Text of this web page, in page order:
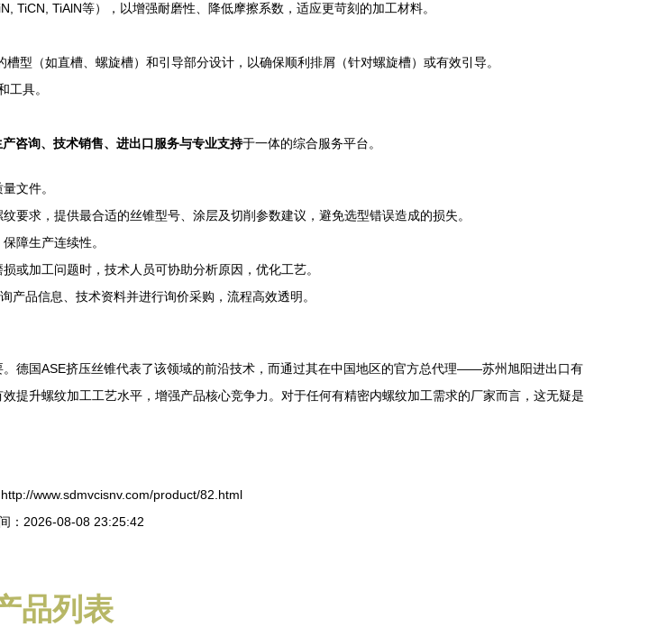
TiCN, TiAlN等），以增强耐磨性、降低摩擦系数，适应更苛刻的加工材料。
型（如直槽、螺旋槽）和引导部分设计，以确保顺利排屑（针对螺旋槽）或有效引导。
工具。
产咨询、技术销售、进出口服务与专业支持于一体的综合服务平台。
文件。
要求，提供最合适的丝锥型号、涂层及切削参数建议，避免选型错误造成的损失。
障生产连续性。
或加工问题时，技术人员可协助分析原因，优化工艺。
产品信息、技术资料并进行询价采购，流程高效透明。
德国ASE挤压丝锥代表了该领域的前沿技术，而通过其在中国地区的官方总代理——苏州旭阳进出口有
提升螺纹加工工艺水平，增强产品核心竞争力。对于任何有精密内螺纹加工需求的厂家而言，这无疑是
www.sdmvcisnv.com/product/82.html
：2026-08-08 23:25:42
品列表